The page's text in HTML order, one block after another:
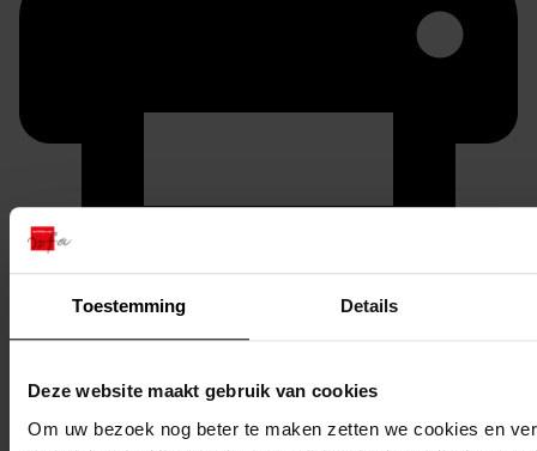
Toestemming Details
Deze website maakt gebruik van cookies
Om uw bezoek nog beter te maken zetten we cookies en
duurzaam webadres